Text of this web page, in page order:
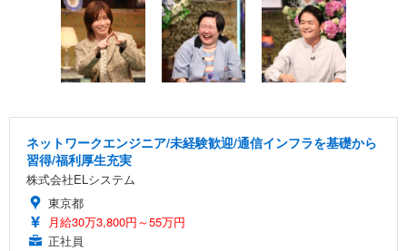
ネットワークエンジニア/未経験歓迎/通信インフラを基礎から
習得/福利厚生充実
株式会社ELシステム
東京都
月給30万3,800円～55万円
正社員